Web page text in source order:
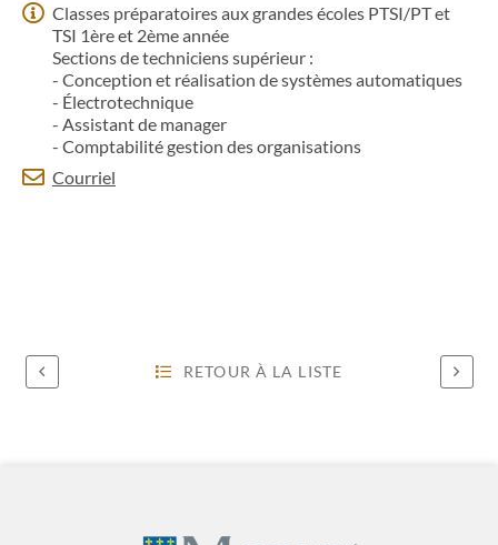
Classes préparatoires aux grandes écoles PTSI/PT et
TSI 1ère et 2ème année
Sections de techniciens supérieur :
- Conception et réalisation de systèmes automatiques
- Électrotechnique
- Assistant de manager
- Comptabilité gestion des organisations
Courriel
RETOUR À LA LISTE